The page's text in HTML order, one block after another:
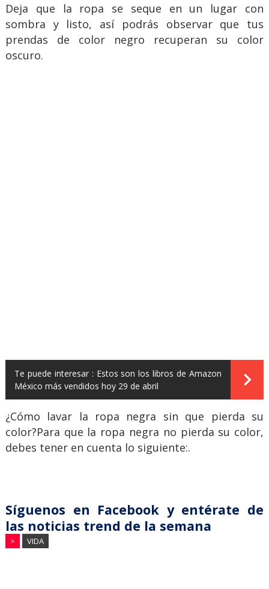
Deja que la ropa se seque en un lugar con
sombra y listo, así podrás observar que tus
prendas de color negro recuperan su color
oscuro.
Te puede interesar : Estos son los libros de Amazon
México más vendidos hoy 29 de abril
¿Cómo lavar la ropa negra sin que pierda su
color?Para que la ropa negra no pierda su color,
debes tener en cuenta lo siguiente:.
Síguenos en Facebook y entérate de
las noticias trend de la semana
> VIDA